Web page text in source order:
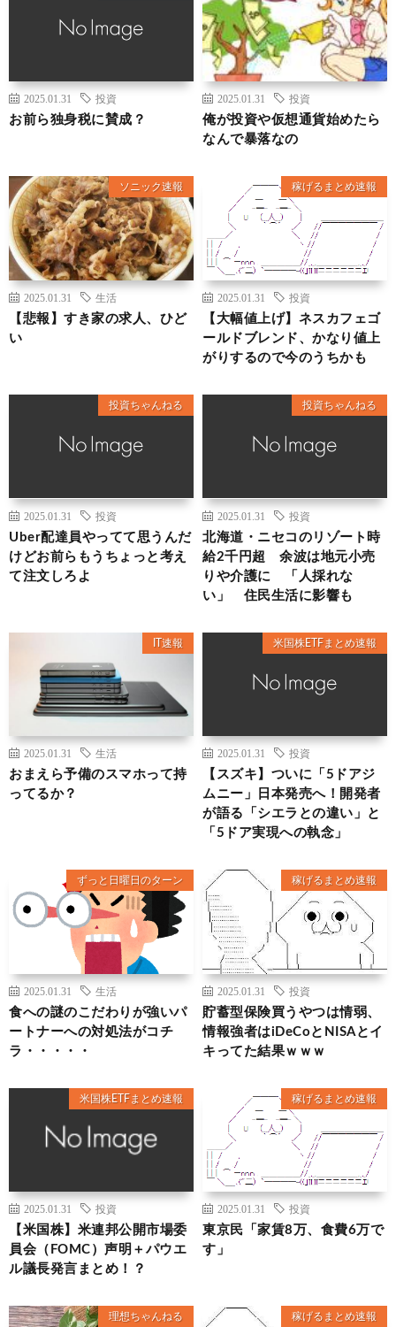
2025.01.31 投資
お前ら独身税に賛成？
2025.01.31 投資
俺が投資や仮想通貨始めたら
なんで暴落なの
ソニック速報
2025.01.31 生活
【悲報】すき家の求人、ひど
い
稼げるまとめ速報
2025.01.31 投資
【大幅値上げ】ネスカフェゴ
ールドブレンド、かなり値上
がりするので今のうちかも
投資ちゃんねる
2025.01.31 投資
Uber配達員やってて思うんだ
けどお前らもうちょっと考え
て注文しろよ
投資ちゃんねる
2025.01.31 投資
北海道・ニセコのリゾート時
給2千円超 余波は地元小売
りや介護に 「人採れな
い」 住民生活に影響も
IT速報
2025.01.31 生活
おまえら予備のスマホって持
ってるか？
米国株ETFまとめ速報
2025.01.31 投資
【スズキ】ついに「5ドアジ
ムニー」日本発売へ！開発者
が語る「シエラとの違い」と
「5ドア実現への執念」
ずっと日曜日のターン
2025.01.31 生活
食への謎のこだわりが強いパ
ートナーへの対処法がコチ
ラ・・・・・
稼げるまとめ速報
2025.01.31 投資
貯蓄型保険買うやつは情弱、
情報強者はiDeCoとNISAとイ
キってた結果ｗｗｗ
米国株ETFまとめ速報
2025.01.31 投資
【米国株】米連邦公開市場委
員会（FOMC）声明＋パウエ
ル議長発言まとめ！？
稼げるまとめ速報
2025.01.31 投資
東京民「家賃8万、食費6万で
す」
理想ちゃんねる 稼げるまとめ速報